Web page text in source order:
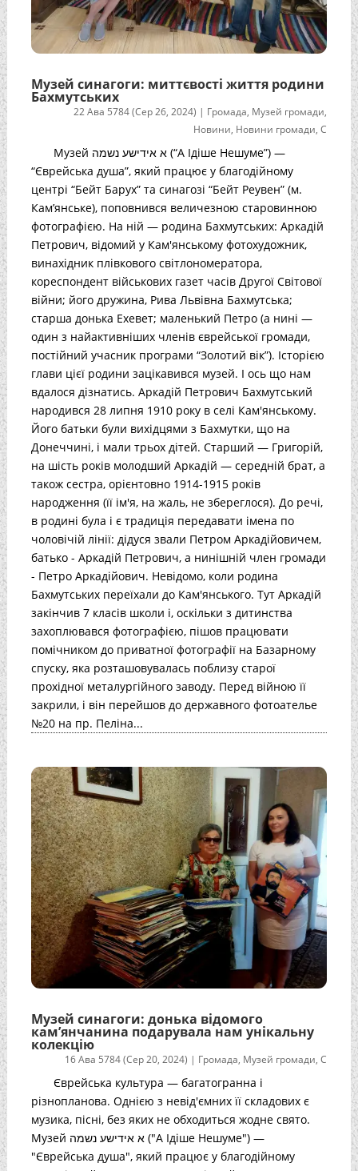
Музей синагоги: миттєвості життя родини
Бахмутських
22 Ава 5784 (Сер 26, 2024) | Громада, Музей громади,
Новини, Новини громади,С
Музей א אידישע נשמה (“А Ідіше Нешуме”) —
“Єврейська душа”, який працює у благодійному
центрі “Бейт Барух” та синагозі “Бейт Реувен” (м.
Кам’янське), поповнився величезною старовинною
фотографією. На ній — родина Бахмутських: Аркадій
Петрович, відомий у Кам'янському фотохудожник,
винахідник плівкового світлономератора,
кореспондент військових газет часів Другої Світової
війни; його дружина, Рива Львівна Бахмутська;
старша донька Ехевет; маленький Петро (а нині —
один з найактивніших членів єврейської громади,
постійний учасник програми “Золотий вік”). Історією
глави цієї родини зацікавився музей. І ось що нам
вдалося дізнатись. Аркадій Петрович Бахмутський
народився 28 липня 1910 року в селі Кам'янському.
Його батьки були вихідцями з Бахмутки, що на
Донеччині, і мали трьох дітей. Старший — Григорій,
на шість років молодший Аркадій — середній брат, а
також сестра, орієнтовно 1914-1915 років
народження (її ім'я, на жаль, не збереглося). До речі,
в родині була і є традиція передавати імена по
чоловічій лінії: дідуся звали Петром Аркадійовичем,
батько - Аркадій Петрович, а нинішній член громади
- Петро Аркадійович. Невідомо, коли родина
Бахмутських переїхали до Кам'янського. Тут Аркадій
закінчив 7 класів школи і, оскільки з дитинства
захоплювався фотографією, пішов працювати
помічником до приватної фотографії на Базарному
спуску, яка розташовувалась поблизу старої
прохідної металургійного заводу. Перед війною її
закрили, і він перейшов до державного фотоателье
№20 на пр. Пеліна...
Музей синагоги: донька відомого
кам’янчанина подарувала нам унікальну
колекцію
16 Ава 5784 (Сер 20, 2024) | Громада, Музей громади,С
Єврейська культура — багатогранна і
різнопланова. Однією з невід'ємних її складових є
музика, пісні, без яких не обходиться жодне свято.
Музей א אידישע נשמה ("А Ідіше Нешуме") —
"Єврейська душа", який працює у благодійному